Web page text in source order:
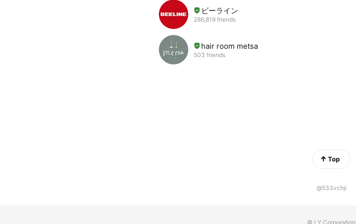
ビーライン
286,819 friends
hair room metsa
503 friends
Top
@533vchji
© LY Corporation